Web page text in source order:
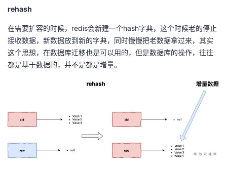
rehash
在需要扩容的时候，redis会新建一个hash字典，这个时候老的停止
接收数据，新数据放到新的字典，同时慢慢把老数据拿过来，其实
这个思想，在数据库迁移也是可以用的，但是数据库的操作，往往
都是基于数据的，并不是都是增量。